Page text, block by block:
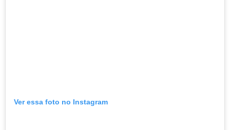
Ver essa foto no Instagram